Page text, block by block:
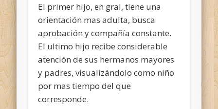
El primer hijo, en gral, tiene una
orientación mas adulta, busca
aprobación y compañía constante.
El ultimo hijo recibe considerable
atención de sus hermanos mayores
y padres, visualizándolo como niño
por mas tiempo del que
corresponde.